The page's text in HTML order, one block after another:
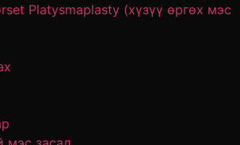
Platysmaplasty (хүзүү өргөх мэс